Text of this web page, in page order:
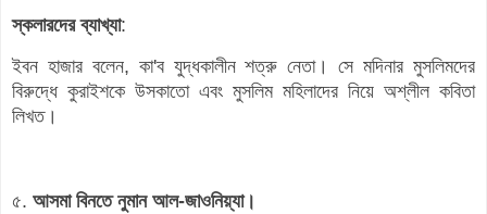
স্কলারদের ব্যাখ্যা:
ইবন হাজার বলেন, কা'ব যুদ্ধকালীন শত্রু নেতা। সে মদিনার মুসলিমদের
বিরুদ্ধে কুরাইশকে উসকাতো এবং মুসলিম মহিলাদের নিয়ে অশ্লীল কবিতা
লিখত।
৫. আসমা বিনতে নুমান আল-জাওনিয়্যা।